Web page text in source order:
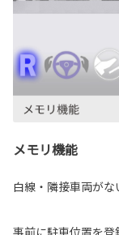
メモリ機能
白線・隣接車両がな
事前に駐車位置を